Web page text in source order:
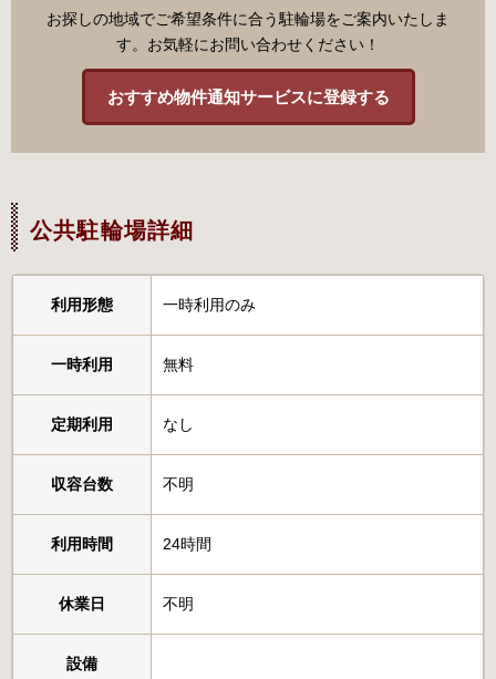
お探しの地域でご希望条件に合う駐輪場をご案内いたしま
す。お気軽にお問い合わせください！
おすすめ物件通知サービスに登録する
公共駐輪場詳細
利用形態 一時利用のみ
一時利用 無料
定期利用 なし
収容台数 不明
利用時間 24時間
休業日 不明
設備